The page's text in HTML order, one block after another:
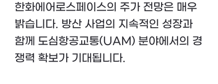
한화에어로스페이스의 주가 전망은 매우
밝습니다. 방산 사업의 지속적인 성장과
함께 도심항공교통(UAM) 분야에서의 경
쟁력 확보가 기대됩니다.